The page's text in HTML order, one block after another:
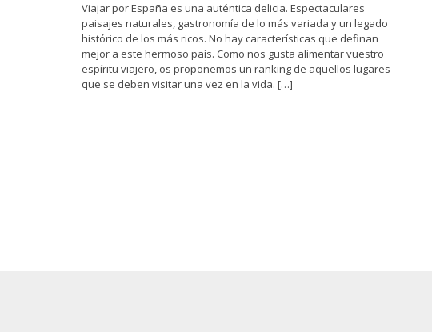
Viajar por España es una auténtica delicia. Espectaculares
paisajes naturales, gastronomía de lo más variada y un legado
histórico de los más ricos. No hay características que definan
mejor a este hermoso país. Como nos gusta alimentar vuestro
espíritu viajero, os proponemos un ranking de aquellos lugares
que se deben visitar una vez en la vida. […]